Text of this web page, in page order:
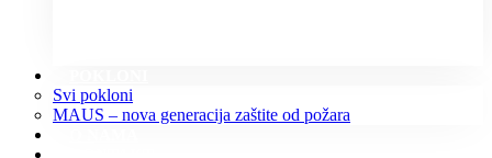
Svi pokloni
MAUS – nova generacija zaštite od požara